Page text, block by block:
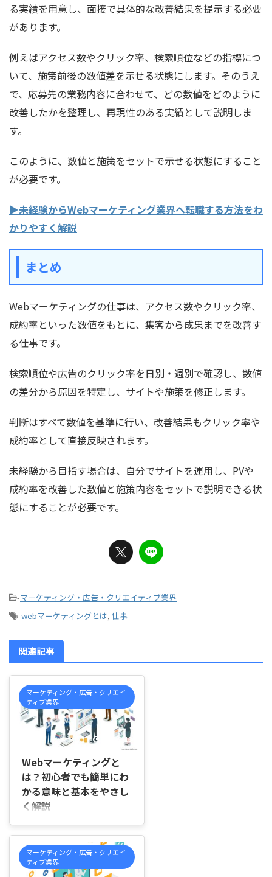
る実績を用意し、面接で具体的な改善結果を提示する必要
があります。
例えばアクセス数やクリック率、検索順位などの指標につ
いて、施策前後の数値差を示せる状態にします。そのうえ
で、応募先の業務内容に合わせて、どの数値をどのように
改善したかを整理し、再現性のある実績として説明しま
す。
このように、数値と施策をセットで示せる状態にすること
が必要です。
▶未経験からWebマーケティング業界へ転職する方法をわ
かりやすく解説
まとめ
Webマーケティングの仕事は、アクセス数やクリック率、
成約率といった数値をもとに、集客から成果までを改善す
る仕事です。
検索順位や広告のクリック率を日別・週別で確認し、数値
の差分から原因を特定し、サイトや施策を修正します。
判断はすべて数値を基準に行い、改善結果もクリック率や
成約率として直接反映されます。
未経験から目指す場合は、自分でサイトを運用し、PVや
成約率を改善した数値と施策内容をセットで説明できる状
態にすることが必要です。
-マーケティング・広告・クリエイティブ業界
-webマーケティングとは, 仕事
関連記事
マーケティング・広告・クリエイ
ティブ業界
2026/3/18
Webマーケティングと
は？初心者でも簡単にわ
かる意味と基本をやさし
く解説
はじめに 「Webマーケティング
ってよく聞くけど、実際には何を
するの？」「広告のこと？それと
もSNSのこと？」と感じている方
も多いのではないでしょうか。
マーケティング・広告・クリエイ
ティブ業界